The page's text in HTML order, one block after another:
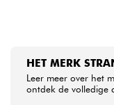
HET MERK
Leer meer over het
ontdek de volledige